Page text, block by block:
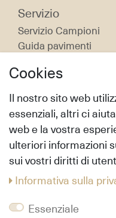
Servizio
Servizio Campioni
Guida pavimenti
Istruzione Posa
Shop
Modo di trasporto &
Modalità di
Diritto di recesso
Info
Cookies
Il nostro sito web
essenziali, altri ci
web e la vostra
ulteriori informazioni
sui vostri diritti di
Informativa sulla
Essenziale